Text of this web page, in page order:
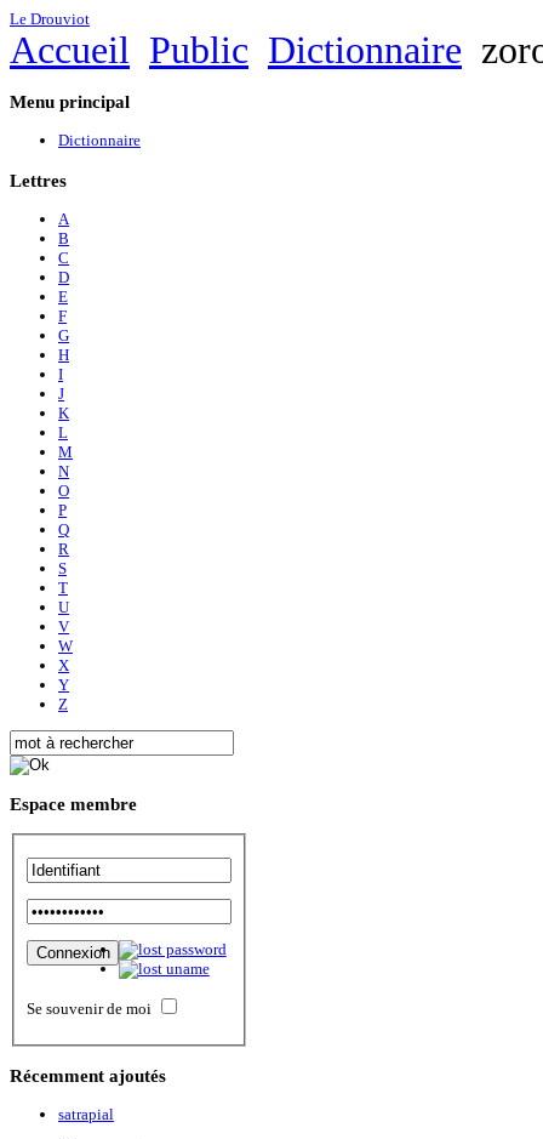
Le Drouviot
Accueil Public Dictionnaire
Menu principal
Dictionnaire
Lettres
A
B
C
D
E
F
G
H
I
J
K
L
M
N
O
P
Q
R
S
T
U
V
W
X
Y
Z
Espace membre
Se souvenir de moi
Récemment ajoutés
satrapial